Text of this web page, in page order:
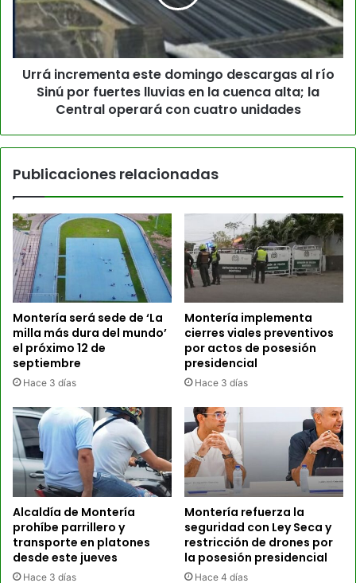
Urrá incrementa este domingo descargas al río
Sinú por fuertes lluvias en la cuenca alta; la
Central operará con cuatro unidades
Publicaciones relacionadas
Montería será sede de ‘La
milla más dura del mundo’
el próximo 12 de
septiembre
Hace 3 días
Montería implementa
cierres viales preventivos
por actos de posesión
presidencial
Hace 3 días
Alcaldía de Montería
prohíbe parrillero y
transporte en platones
desde este jueves
Hace 3 días
Montería refuerza la
seguridad con Ley Seca y
restricción de drones por
la posesión presidencial
Hace 4 días